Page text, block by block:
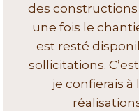
des
une fois le
est resté
sollicitations.
je confierais à